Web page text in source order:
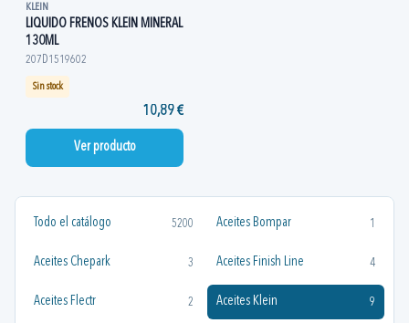
Todo el catálogo 5200 Aceites Bompar 1
Aceites Chepark 3 Aceites Finish Line 4
Aceites Flectr 2 Aceites Klein 9
KLEIN
LIQUIDO FRENOS KLEIN MINERAL
130ML
207D1519602
Sin stock
10,89 €
Ver producto